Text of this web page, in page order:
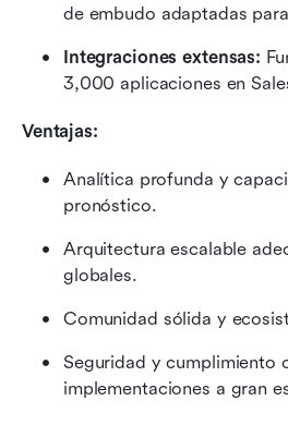
de embudo adaptadas
Integraciones extensas:
3,000 aplicaciones en
Ventajas:
Analítica profunda y
pronóstico.
Arquitectura escalable
globales.
Comunidad sólida y
Seguridad y cumplimiento
implementaciones a gran